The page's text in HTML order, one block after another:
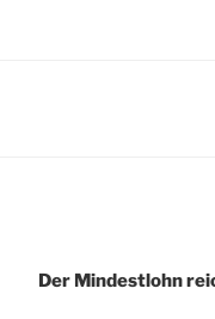
Der Mindestlohn